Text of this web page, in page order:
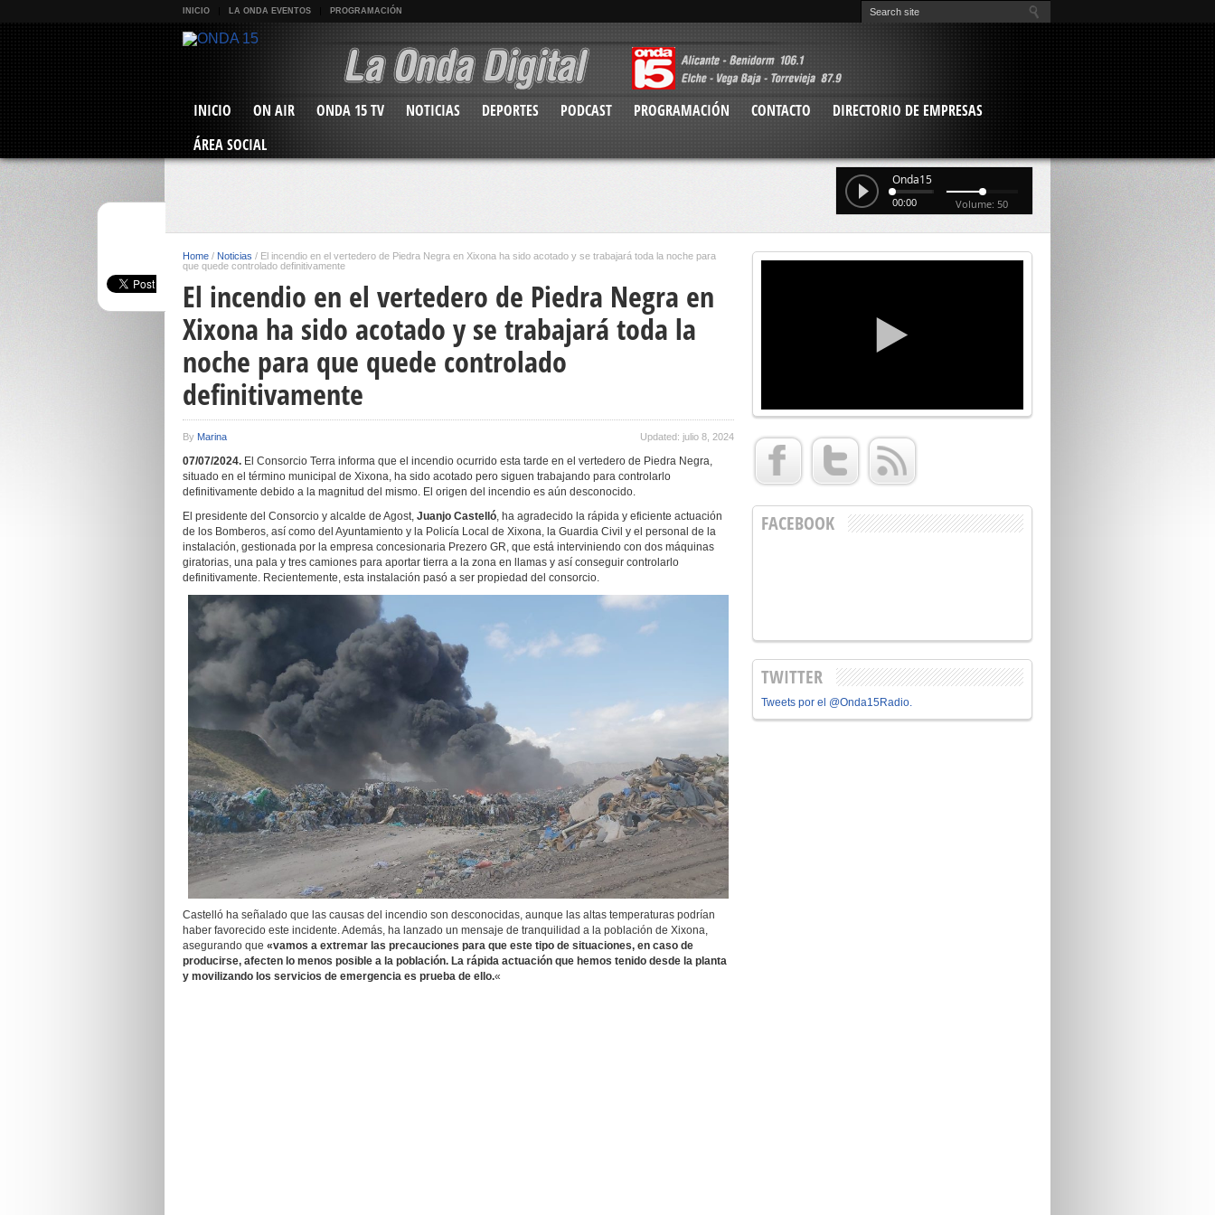
INICIO LA ONDA EVENTOS PROGRAMACIÓN
INICIO ON AIR ONDA 15 TV NOTICIAS DEPORTES PODCAST PROGRAMACIÓN CONTACTO
DIRECTORIO DE EMPRESAS
ÁREA SOCIAL
Onda15
00:00 Volume: 50
Home / Noticias / El incendio en el vertedero de Piedra Negra en Xixona ha sido acotado y se trabajará toda la noche para
que quede controlado definitivamente
El incendio en el vertedero de Piedra Negra en
Xixona ha sido acotado y se trabajará toda la
noche para que quede controlado
definitivamente
By Marina Updated: julio 8, 2024
07/07/2024. El Consorcio Terra informa que el incendio ocurrido esta tarde en el vertedero de Piedra Negra,
situado en el término municipal de Xixona, ha sido acotado pero siguen trabajando para controlarlo
definitivamente debido a la magnitud del mismo. El origen del incendio es aún desconocido.
El presidente del Consorcio y alcalde de Agost, Juanjo Castelló, ha agradecido la rápida y eficiente actuación
de los Bomberos, así como del Ayuntamiento y la Policía Local de Xixona, la Guardia Civil y el personal de la
instalación, gestionada por la empresa concesionaria Prezero GR, que está interviniendo con dos máquinas
giratorias, una pala y tres camiones para aportar tierra a la zona en llamas y así conseguir controlarlo
definitivamente. Recientemente, esta instalación pasó a ser propiedad del consorcio.
Castelló ha señalado que las causas del incendio son desconocidas, aunque las altas temperaturas podrían
haber favorecido este incidente. Además, ha lanzado un mensaje de tranquilidad a la población de Xixona,
asegurando que «vamos a extremar las precauciones para que este tipo de situaciones, en caso de
producirse, afecten lo menos posible a la población. La rápida actuación que hemos tenido desde la planta
y movilizando los servicios de emergencia es prueba de ello.«
FACEBOOK
TWITTER
Tweets por el @Onda15Radio.